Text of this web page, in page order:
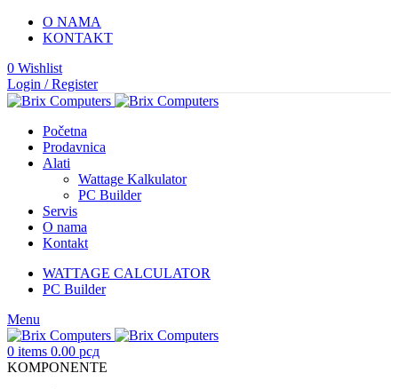
O NAMA
KONTAKT
0 Wishlist
Login / Register
Početna
Prodavnica
Alati
Wattage Kalkulator
PC Builder
Servis
O nama
Kontakt
WATTAGE CALCULATOR
PC Builder
Menu
0 items 0.00 рсд
KOMPONENTE